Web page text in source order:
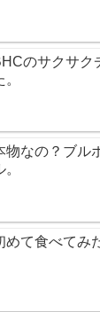
のサクサク
。
物なの？ブル
。
めて食べてみ